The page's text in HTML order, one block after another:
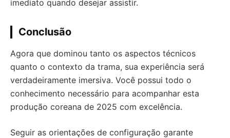
imediato quando desejar assistir.
Conclusão
Agora que dominou tanto os aspectos técnicos
quanto o contexto da trama, sua experiência será
verdadeiramente imersiva. Você possui todo o
conhecimento necessário para acompanhar esta
produção coreana de 2025 com excelência.
Seguir as orientações de configuração garante